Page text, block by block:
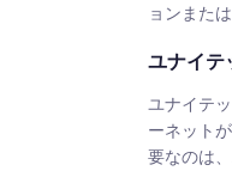
ョンまた
ユナイテ
ユナイテ
ーネット
要なのは